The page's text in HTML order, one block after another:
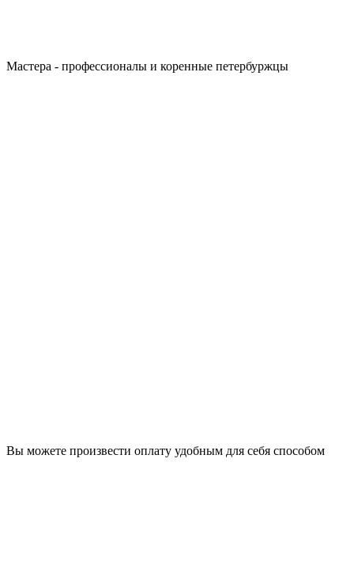
Мастера - профессионалы и коренные петербуржцы
Вы можете произвести оплату удобным для себя способом